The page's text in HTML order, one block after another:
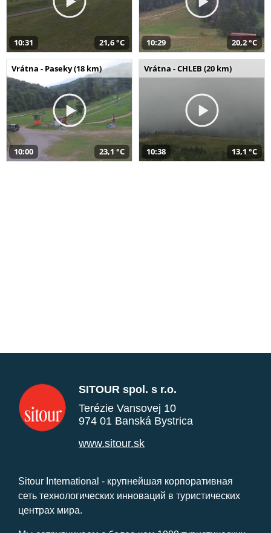
10:31 21,6 °C 10:29 20,2 °C
Vrátna - Paseky (18 km)
10:00 23,1 °C
Vrátna - CHLEB (20 km)
10:38 13,1 °C
SITOUR spol. s r.o.
Terézie Vansovej 10
974 01 Banská Bystrica
www.sitour.sk
Sitour International - крупнейшая корпоративная
сеть технологических инноваций в туристических
центрах мира.